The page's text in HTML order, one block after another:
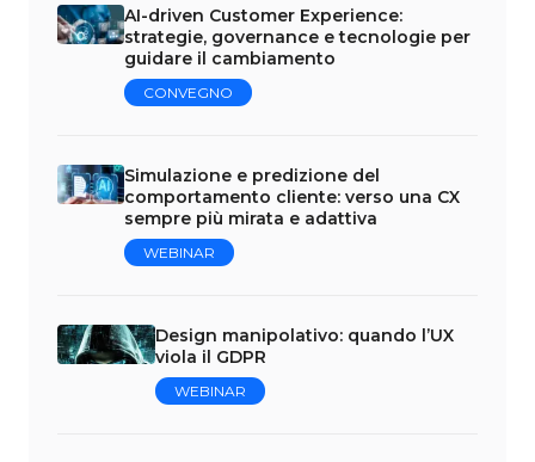
AI-driven Customer Experience:
strategie, governance e tecnologie per
guidare il cambiamento
CONVEGNO
Simulazione e predizione del
comportamento cliente: verso una CX
sempre più mirata e adattiva
WEBINAR
Design manipolativo: quando l’UX
viola il GDPR
WEBINAR